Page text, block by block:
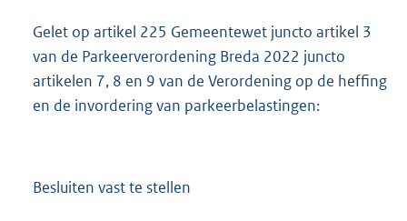
Gelet op artikel 225 Gemeentewet juncto artikel 3
van de Parkeerverordening Breda 2022 juncto
artikelen 7, 8 en 9 van de Verordening op de heffing
en de invordering van parkeerbelastingen:
Besluiten vast te stellen